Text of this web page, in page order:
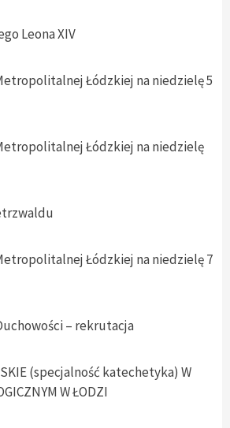
Leona XIV
Łódzkiej na niedzielę 5
Łódzkiej na niedzielę
Łódzkiej na niedzielę 7
– rekrutacja
(specjalność katechetyka) W
W ŁODZI